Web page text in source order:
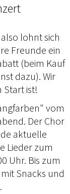
lohnt sich
Freunde ein
(beim Kauf
dazu). Wir
Start ist!
vom
Der Chor
aktuelle
Lieder zum
Uhr. Bis zum
Snacks und